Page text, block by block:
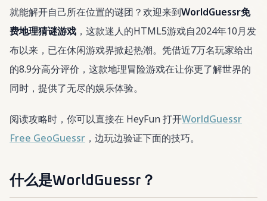
就能解开自己所在位置的谜团？欢迎来到WorldGuessr免
费地理猜谜游戏 ，这款迷人的HTML5游戏自2024年10月发
布以来，已在休闲游戏界掀起热潮。凭借近7万名玩家给出
的8.9分高分评价，这款地理冒险游戏在让你更了解世界的
同时，提供了无尽的娱乐体验。
阅读攻略时，你可以直接在 HeyFun 打开WorldGuessr
Free GeoGuessr ，边玩边验证下面的技巧。
什么是WorldGuessr？